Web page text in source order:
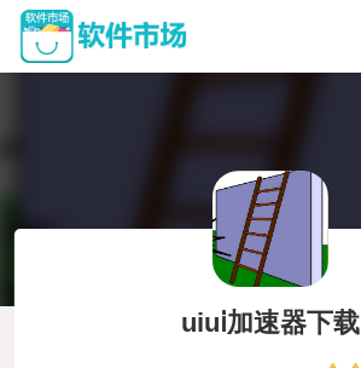
uiuⅰ加速器下载